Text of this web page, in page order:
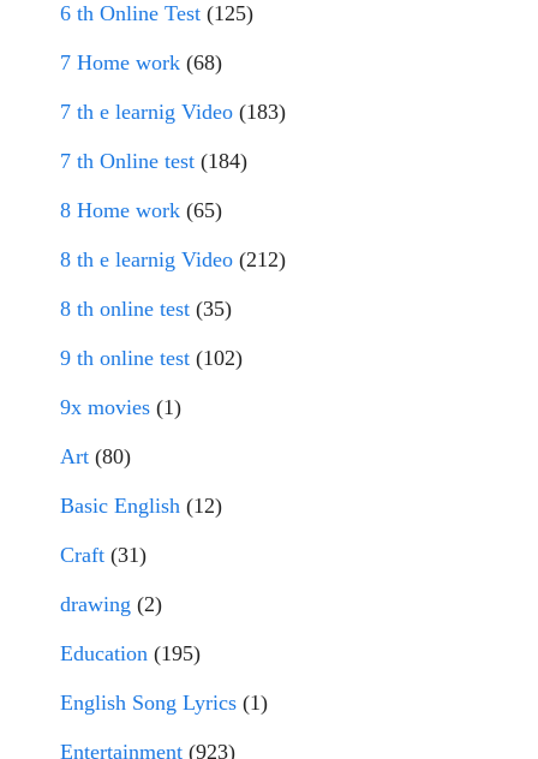
6 th Online Test (125)
7 Home work (68)
7 th e learnig Video (183)
7 th Online test (184)
8 Home work (65)
8 th e learnig Video (212)
8 th online test (35)
9 th online test (102)
9x movies (1)
Art (80)
Basic English (12)
Craft (31)
drawing (2)
Education (195)
English Song Lyrics (1)
Entertainment (923)